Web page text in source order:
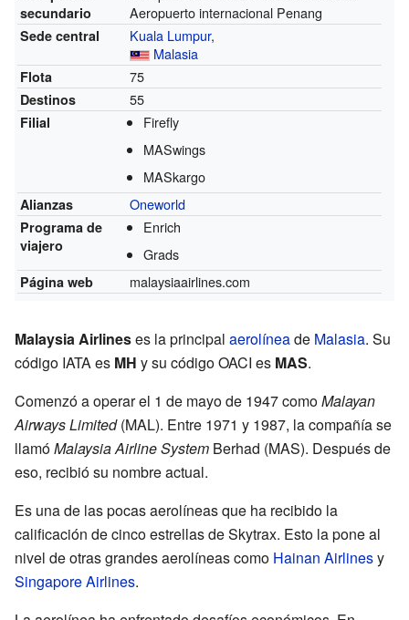
secundario
Aeropuerto internacional Penang
Sede central Kuala Lumpur,
Malasia
Flota 75
Destinos 55
Filial
Firefly
MASwings
MASkargo
Alianzas Oneworld
Programa de
viajero
Enrich
Grads
Página web malaysiaairlines.com
Malaysia Airlineses la principal aerolíneade Malasia. Su
código IATA es MH y su código OACI es MAS.
Comenzó a operar el 1 de mayo de 1947 comoMalayan
Airways Limited(MAL). Entre 1971 y 1987, la compañía se
llamóMalaysia Airline System Berhad (MAS). Después de
eso, recibió su nombre actual.
Es una de las pocas aerolíneas que ha recibido la
calificación de cinco estrellas de Skytrax. Esto la pone al
nivel de otras grandes aerolíneas como Hainan Airlinesy
Singapore Airlines.